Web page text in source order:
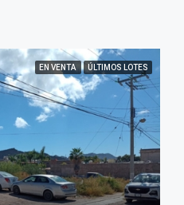
EN VENTA ÚLTIMOS LOTES